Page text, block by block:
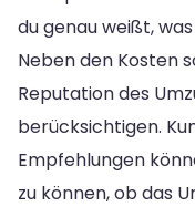
du genau weißt,
Neben den Kosten
Reputation des
berücksichtigen.
Empfehlungen
zu können, ob das